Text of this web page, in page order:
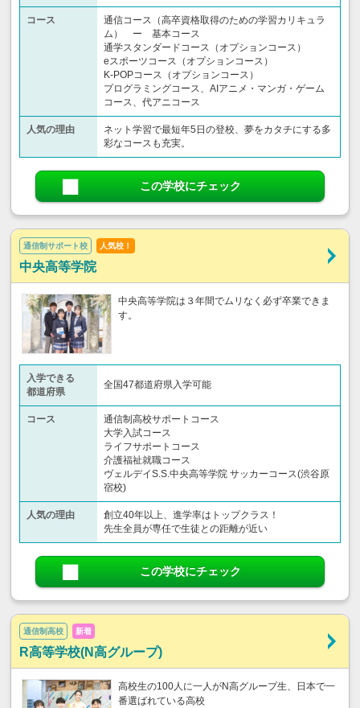
コース
通信コース（高卒資格取得のための学習カリキュラ
ム） ー 基本コース
通学スタンダードコース（オプションコース）
eスポーツコース（オプションコース）
K-POPコース（オプションコース）
プログラミングコース、AIアニメ・マンガ・ゲーム
コース、代アニコース
人気の理由
ネット学習で最短年5日の登校、夢をカタチにする多
彩なコースも充実。
この学校にチェック
通信制サポート校 人気校！
中央高等学院
中央高等学院は３年間でムリなく必ず卒業できま
す。
入学できる
都道府県
全国47都道府県入学可能
コース
通信制高校サポートコース
大学入試コース
ライフサポートコース
介護福祉就職コース
ヴェルデイS.S.中央高等学院 サッカーコース(渋谷原
宿校)
人気の理由
創立40年以上、進学率はトップクラス！
先生全員が専任で生徒との距離が近い
この学校にチェック
通信制高校 新着
R高等学校(N高グループ)
高校生の100人に一人がN高グループ生、日本で一
番選ばれている高校